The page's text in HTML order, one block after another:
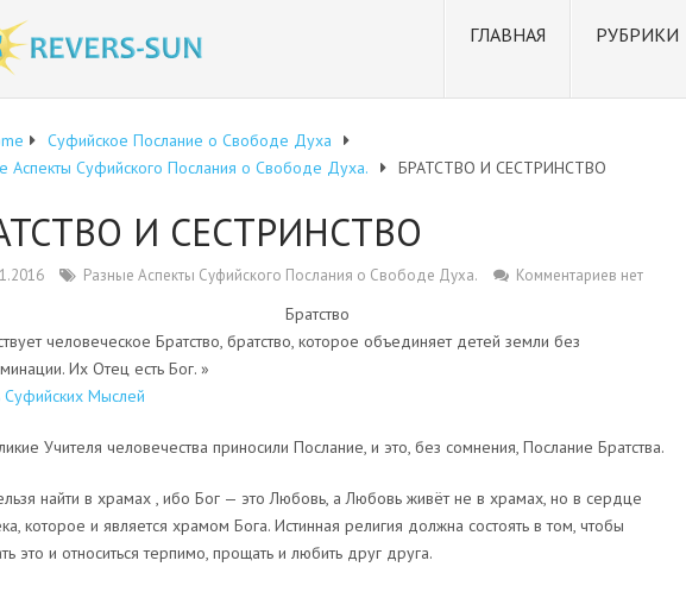
ГЛАВНАЯ РУБРИКИ
Суфийское Послание о Свободе Духа
Аспекты Суфийского Послания о Свободе Духа.
БРАТСТВО И СЕСТРИНСТВО
И СЕСТРИНСТВО
Разные Аспекты Суфийского Послания о Свободе Духа. Комментариев нет
Братство
человеческое Братство, братство, которое объединяет детей земли без
Их Отец есть Бог. »
Суфийских Мыслей
Учителя человечества приносили Послание, и это, без сомнения, Послание Братства.
найти в храмах , ибо Бог — это Любовь, а Любовь живёт не в храмах, но в сердце
которое и является храмом Бога. Истинная религия должна состоять в том, чтобы
это и относиться терпимо, прощать и любить друг друга.